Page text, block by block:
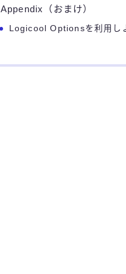
Appendix（おまけ）
Logicool Optionsを利用し